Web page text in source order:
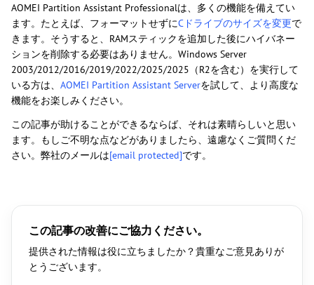
AOMEI Partition Assistant Professionalは、多くの機能を備えてい
ます。たとえば、フォーマットせずにCドライブのサイズを変更で
きます。そうすると、RAMスティックを追加した後にハイバネー
ションを削除する必要はありません。Windows Server
2003/2012/2016/2019/2022/2025/2025（R2を含む）を実行して
いる方は、 AOMEI Partition Assistant Serverを試して、より高度な
機能をお楽しみください。
この記事が助けることができるならば、それは素晴らしいと思い
ます。もしご不明な点などがありましたら、遠慮なくご質問くだ
さい。弊社のメールは[email protected]です。
この記事の改善にご協力ください。
提供された情報は役に立ちましたか？貴重なご意見ありが
とうございます。